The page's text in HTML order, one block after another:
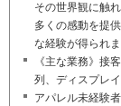
その世界観に触
多くの感動を提
な経験が得られま
《主な業務》接
列、ディスプレ
アパレル未経験